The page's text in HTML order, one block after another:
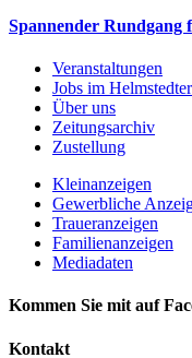
Spannender Rundgang
Veranstaltungen
Jobs im
Über uns
Zeitungsarchiv
Zustellung
Kleinanzeigen
Gewerbliche
Traueranzeigen
Familienanzeigen
Mediadaten
Kommen Sie mit auf
Kontakt